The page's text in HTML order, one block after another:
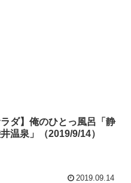
ラダ】俺のひとっ風呂「静
温泉」（2019/9/14）
2019.09.14